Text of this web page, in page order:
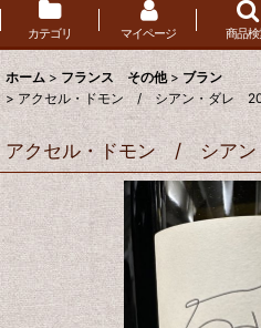
カテゴリ マイページ 商品
ホーム > フランス その他 > ブラン
> アクセル・ドモン / シアン・ダレ
アクセル・ドモン / シア